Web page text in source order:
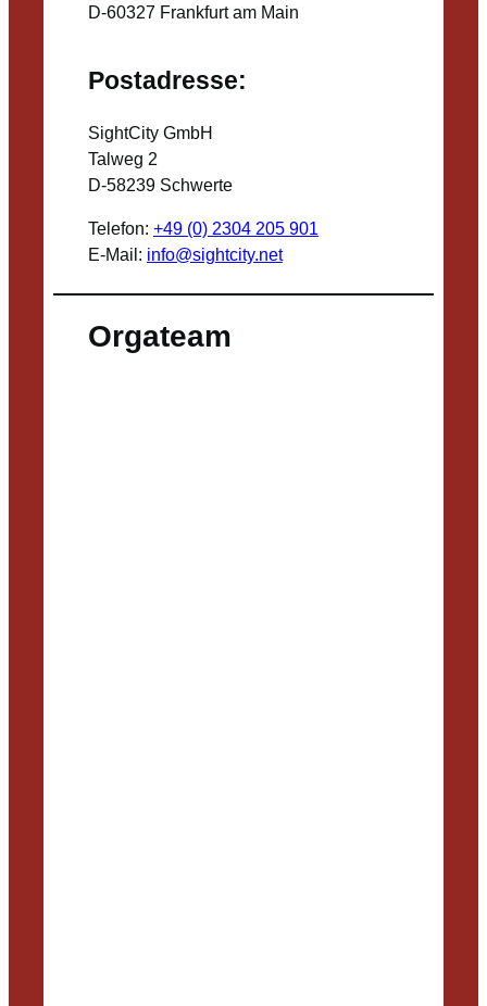
D-60327 Frankfurt am Main
Postadresse:
SightCity GmbH
Talweg 2
D-58239 Schwerte
Telefon: +49 (0) 2304 205 901
E-Mail: info@sightcity.net
Orgateam